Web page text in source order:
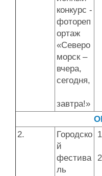
конкурс -
фотореп
ортаж
«Северо
морск –
вчера,
сегодня,
завтра!»
2.
Городско
й
фестива
ль